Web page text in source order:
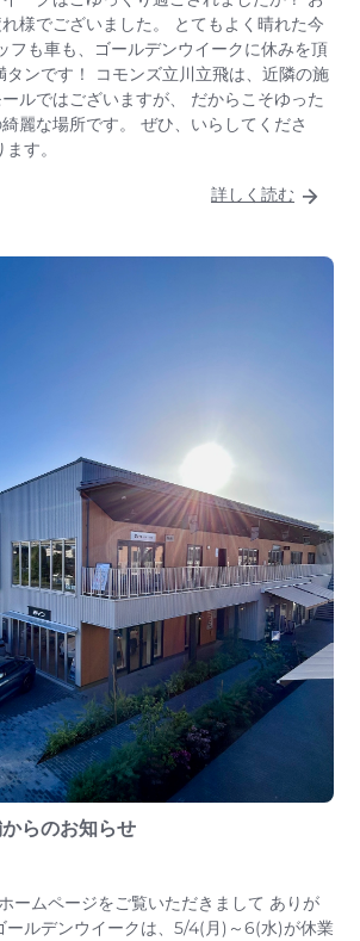
様でございました。 とてもよく晴れた今
フも車も、ゴールデンウイークに休みを頂
タンです！ コモンズ立川立飛は、近隣の施
ルではございますが、 だからこそゆった
麗な場所です。 ぜひ、いらしてくださ
す。
詳しく読む
らのお知らせ
ームページをご覧いただきまして ありが
ールデンウイークは、5/4(月)～6(水)が休業